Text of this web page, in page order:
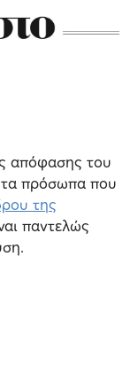
απόφασης του
πρόσωπα που
της
παντελώς